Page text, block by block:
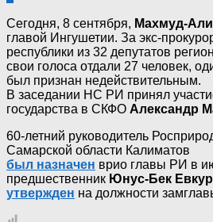
Сегодня, 8 сентября, Махмуд-
главой Ингушетии. За экс-
республики из 32 депутатов
свои голоса отдали 27 человек,
был признан недействительным.
В заседании НС РИ принял
государства в СКФО Александр
60-летний руководитель
Самарской области Калиматов
был назначен врио главы РИ в
предшественник Юнус-Бек
утвержден на должности